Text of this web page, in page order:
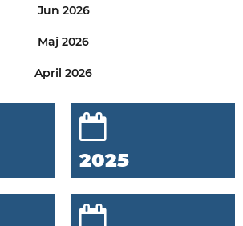
Jun 2026
Maj 2026
April 2026
2025